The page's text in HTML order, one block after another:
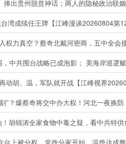
出贵州脱贫神话；两人的隐秘政治联
湾成续任王牌【江峰漫谈20260804第
力真空？蔡奇北戴河密商，五中全会
动胡、温，军队就开战【江峰视界
胡锦涛全家食物中毒之疑，看中共特